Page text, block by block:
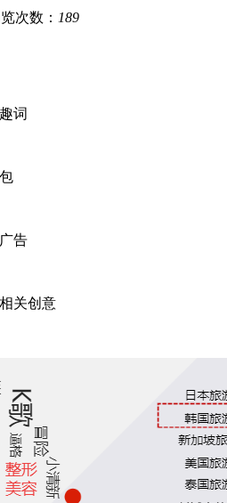
次数： 189
词
告
关创意